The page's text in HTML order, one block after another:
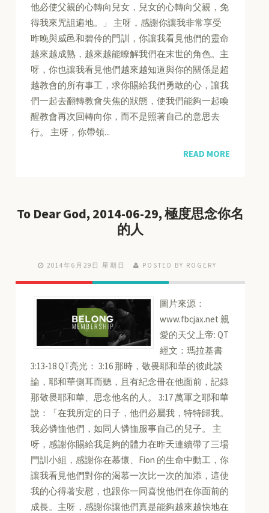
他必使父親的心轉向兒女，兒女的心轉向父親，免
得我來咒詛遍地。」 主呀，感謝你讓我非常享受
昨晚與威邑和碧伶的門訓，你讓我看見他們的靈命
越來越成熟，越來越能瞭解我們在末世的角色。主
呀，你也讓我看見他們越來越知道與你的關係是超
越教會的所有事工，求你賜給我們勇敢的心，讓我
們一起去翻轉教會失焦的狀態，使我們能夠一起喚
醒教會再次回轉向你，而不是照著自己的意思去
行。 主呀，你帶領...
READ MORE
To Dear God, 2014-06-29, 極度思念你名
的人
2014年6月29日 星期日 POSTED BY ROGERY
圖片來源：
www.fbcjax.net 親
愛的天父上帝: QT
經文：瑪拉基書
3:13-18 QT亮光： 3:16 那時，敬畏耶和華的彼此談
論，耶和華側耳而聽，且有紀念冊在他面前，記錄
那敬畏耶和華、思念他名的人。 3:17 萬軍之耶和華
說：「在我所定的日子，他們必屬我，特特歸我。
我必憐恤他們，如同人憐恤服事自己的兒子。 主
呀，感謝你賜給我足夠的體力在昨天連續帶了三場
門訓小組，感謝你在慕懷、Fion 的生命中動工，你
讓我看見他們對你的渴慕一次比一次的加添，這使
我的心得著安慰，也跟你一同喜悅他們在你面前的
成長。主呀，感謝你讓他們真是能夠越來越快地在